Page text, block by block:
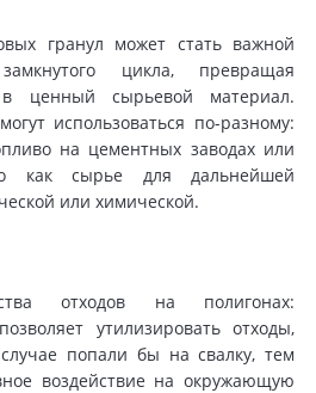
гранул может стать важной
цикла, превращая
в ценный сырьевой материал.
использоваться по-разному:
на цементных заводах или
как сырье для дальнейшей
или химической.
отходов на полигонах:
утилизировать отходы,
попали бы на свалку, тем
воздействие на окружающую